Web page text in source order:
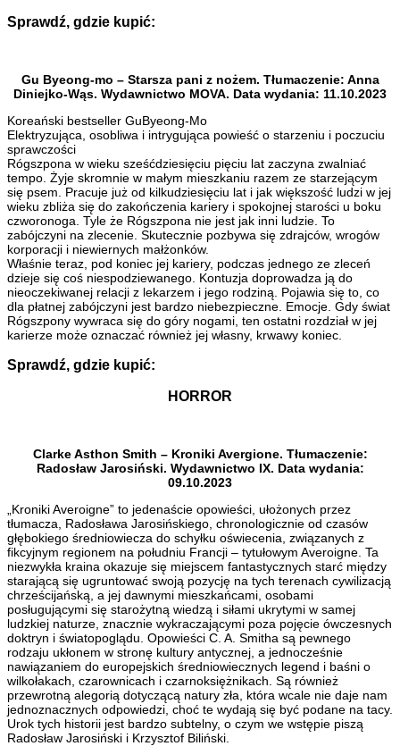
Sprawdź, gdzie kupić:
Gu Byeong-mo – Starsza pani z nożem. Tłumaczenie: Anna
Diniejko-Wąs. Wydawnictwo MOVA. Data wydania: 11.10.2023
Koreański bestseller GuByeong-Mo
Elektryzująca, osobliwa i intrygująca powieść o starzeniu i poczuciu
sprawczości
Rógszpona w wieku sześćdziesięciu pięciu lat zaczyna zwalniać
tempo. Żyje skromnie w małym mieszkaniu razem ze starzejącym
się psem. Pracuje już od kilkudziesięciu lat i jak większość ludzi w jej
wieku zbliża się do zakończenia kariery i spokojnej starości u boku
czworonoga. Tyle że Rógszpona nie jest jak inni ludzie. To
zabójczyni na zlecenie. Skutecznie pozbywa się zdrajców, wrogów
korporacji i niewiernych małżonków.
Właśnie teraz, pod koniec jej kariery, podczas jednego ze zleceń
dzieje się coś niespodziewanego. Kontuzja doprowadza ją do
nieoczekiwanej relacji z lekarzem i jego rodziną. Pojawia się to, co
dla płatnej zabójczyni jest bardzo niebezpieczne. Emocje. Gdy świat
Rógszpony wywraca się do góry nogami, ten ostatni rozdział w jej
karierze może oznaczać również jej własny, krwawy koniec.
Sprawdź, gdzie kupić:
HORROR
Clarke Asthon Smith – Kroniki Avergione. Tłumaczenie:
Radosław Jarosiński. Wydawnictwo IX. Data wydania:
09.10.2023
„Kroniki Averoigne” to jedenaście opowieści, ułożonych przez
tłumacza, Radosława Jarosińskiego, chronologicznie od czasów
głębokiego średniowiecza do schyłku oświecenia, związanych z
fikcyjnym regionem na południu Francji – tytułowym Averoigne. Ta
niezwykła kraina okazuje się miejscem fantastycznych starć między
starającą się ugruntować swoją pozycję na tych terenach cywilizacją
chrześcijańską, a jej dawnymi mieszkańcami, osobami
posługującymi się starożytną wiedzą i siłami ukrytymi w samej
ludzkiej naturze, znacznie wykraczającymi poza pojęcie ówczesnych
doktryn i światopoglądu. Opowieści C. A. Smitha są pewnego
rodzaju ukłonem w stronę kultury antycznej, a jednocześnie
nawiązaniem do europejskich średniowiecznych legend i baśni o
wilkołakach, czarownicach i czarnoksiężnikach. Są również
przewrotną alegorią dotyczącą natury zła, która wcale nie daje nam
jednoznacznych odpowiedzi, choć te wydają się być podane na tacy.
Urok tych historii jest bardzo subtelny, o czym we wstępie piszą
Radosław Jarosiński i Krzysztof Biliński.